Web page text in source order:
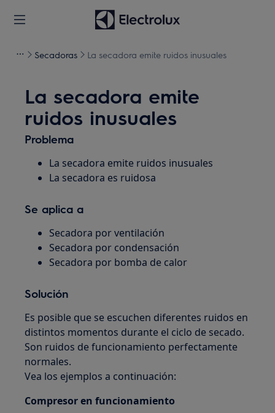
Secadoras La secadora emite ruidos inusuales
La secadora emite
ruidos inusuales
Problema
La secadora emite ruidos inusuales
La secadora es ruidosa
Se aplica a
Secadora por ventilación
Secadora por condensación
Secadora por bomba de calor
Solución
Es posible que se escuchen diferentes ruidos en
distintos momentos durante el ciclo de secado.
Son ruidos de funcionamiento perfectamente
normales.
Vea los ejemplos a continuación:
Compresor en funcionamiento